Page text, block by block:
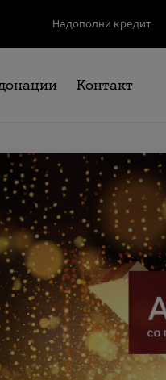
Надополни кредит
Контакт